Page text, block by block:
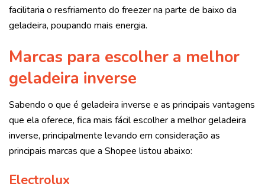
facilitaria o resfriamento do freezer na parte de baixo da
geladeira, poupando mais energia.
Marcas para escolher a melhor
geladeira inverse
Sabendo o que é geladeira inverse e as principais vantagens
que ela oferece, fica mais fácil escolher a melhor geladeira
inverse, principalmente levando em consideração as
principais marcas que a Shopee listou abaixo:
Electrolux